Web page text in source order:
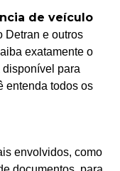
de veículo
Detran e outros
exatamente o
para
entenda todos os
envolvidos, como